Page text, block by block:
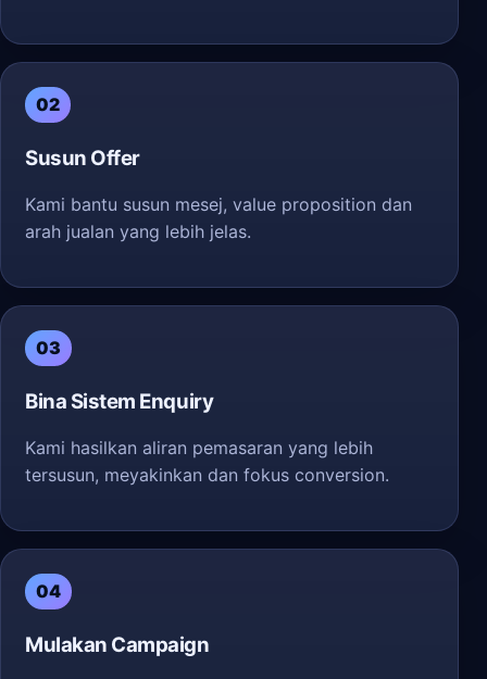
02
Susun Offer
Kami bantu susun mesej, value proposition dan
arah jualan yang lebih jelas.
03
Bina Sistem Enquiry
Kami hasilkan aliran pemasaran yang lebih
tersusun, meyakinkan dan fokus conversion.
04
Mulakan Campaign